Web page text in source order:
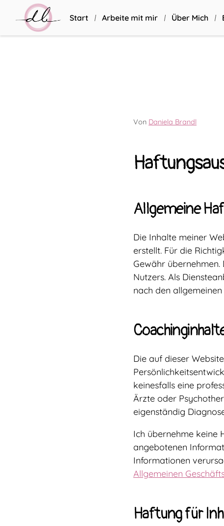
Start Arbeite mit mir Über Mich
Von Daniela Brandl
Allgemeine
Die Inhalte meiner
erstellt. Für die
Gewähr
Nutzers. Als
nach den
Die auf dieser
keinesfalls eine
Ärzte oder
eigenständig
Ich übernehme keine
angebotenen
Informationen
Allgemeinen
Haftung für